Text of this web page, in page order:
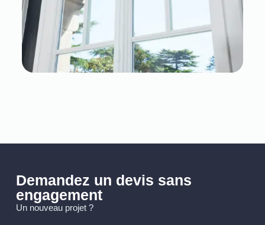
Demandez un devis sans
engagement
Un nouveau projet ?